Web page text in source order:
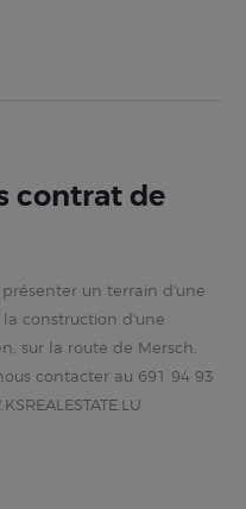
contrat de
présenter un terrain d'une
construction d'une
sur la route de Mersch.
contacter au 691 94 93